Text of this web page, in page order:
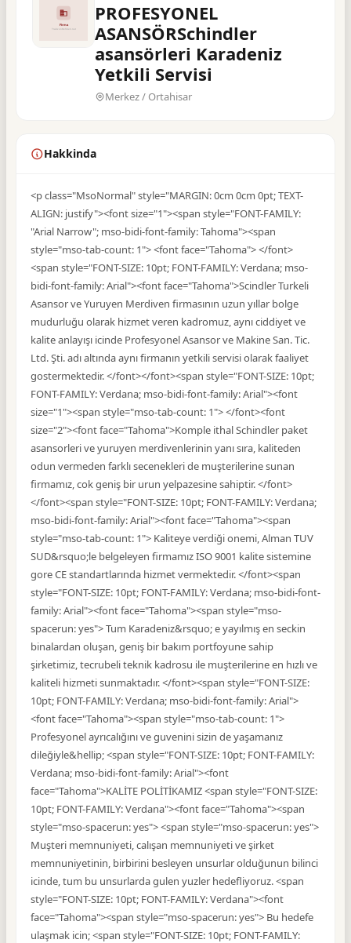
PROFESYONEL
ASANSÖRSchindler
asansörleri Karadeniz
Yetkili Servisi
Merkez / Ortahisar
Hakkinda
<p class="MsoNormal" style="MARGIN: 0cm 0cm 0pt; TEXT-
ALIGN: justify"><font size="1"><span style="FONT-FAMILY:
"Arial Narrow"; mso-bidi-font-family: Tahoma"><span
style="mso-tab-count: 1"> <font face="Tahoma"> </font>
<span style="FONT-SIZE: 10pt; FONT-FAMILY: Verdana; mso-
bidi-font-family: Arial"><font face="Tahoma">Scindler Turkeli
Asansor ve Yuruyen Merdiven firmasının uzun yıllar bolge
mudurluğu olarak hizmet veren kadromuz, aynı ciddiyet ve
kalite anlayışı icinde Profesyonel Asansor ve Makine San. Tic.
Ltd. Şti. adı altında aynı firmanın yetkili servisi olarak faaliyet
gostermektedir. </font></font><span style="FONT-SIZE: 10pt;
FONT-FAMILY: Verdana; mso-bidi-font-family: Arial"><font
size="1"><span style="mso-tab-count: 1"> </font><font
size="2"><font face="Tahoma">Komple ithal Schindler paket
asansorleri ve yuruyen merdivenlerinin yanı sıra, kaliteden
odun vermeden farklı secenekleri de muşterilerine sunan
firmamız, cok geniş bir urun yelpazesine sahiptir. </font>
</font><span style="FONT-SIZE: 10pt; FONT-FAMILY: Verdana;
mso-bidi-font-family: Arial"><font face="Tahoma"><span
style="mso-tab-count: 1"> Kaliteye verdiği onemi, Alman TUV
SUD&rsquo;le belgeleyen firmamız ISO 9001 kalite sistemine
gore CE standartlarında hizmet vermektedir. </font><span
style="FONT-SIZE: 10pt; FONT-FAMILY: Verdana; mso-bidi-font-
family: Arial"><font face="Tahoma"><span style="mso-
spacerun: yes"> Tum Karadeniz&rsquo; e yayılmış en seckin
binalardan oluşan, geniş bir bakım portfoyune sahip
şirketimiz, tecrubeli teknik kadrosu ile muşterilerine en hızlı ve
kaliteli hizmeti sunmaktadır. </font><span style="FONT-SIZE:
10pt; FONT-FAMILY: Verdana; mso-bidi-font-family: Arial">
<font face="Tahoma"><span style="mso-tab-count: 1">
Profesyonel ayrıcalığını ve guvenini sizin de yaşamanız
dileğiyle&hellip; <span style="FONT-SIZE: 10pt; FONT-FAMILY:
Verdana; mso-bidi-font-family: Arial"><font
face="Tahoma">KALİTE POLİTİKAMIZ <span style="FONT-SIZE:
10pt; FONT-FAMILY: Verdana"><font face="Tahoma"><span
style="mso-spacerun: yes"> <span style="mso-spacerun: yes">
Muşteri memnuniyeti, calışan memnuniyeti ve şirket
memnuniyetinin, birbirini besleyen unsurlar olduğunun bilinci
icinde, tum bu unsurlarda gulen yuzler hedefliyoruz. <span
style="FONT-SIZE: 10pt; FONT-FAMILY: Verdana"><font
face="Tahoma"><span style="mso-spacerun: yes"> Bu hedefe
ulaşmak icin; <span style="FONT-SIZE: 10pt; FONT-FAMILY: